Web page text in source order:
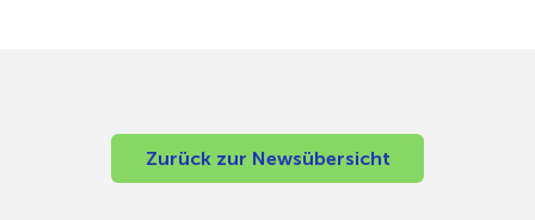
Zurück zur Newsübersicht